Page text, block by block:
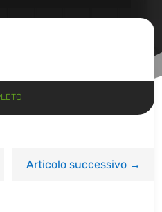
Articolo successivo→